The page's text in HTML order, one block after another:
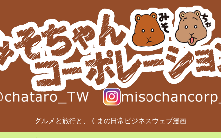
グルメと旅行と、くまの日常ビジネスウェブ漫画